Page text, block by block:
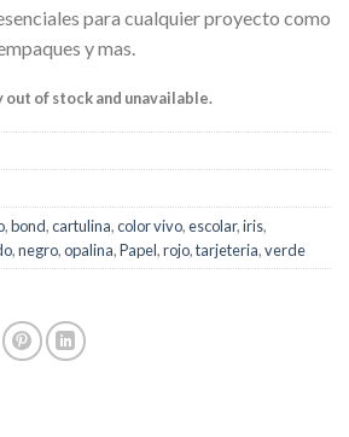
para cualquier proyecto como
y mas.
of stock and unavailable.
,bond,cartulina,color vivo,escolar,iris,
,negro,opalina,Papel,rojo,tarjeteria,verde